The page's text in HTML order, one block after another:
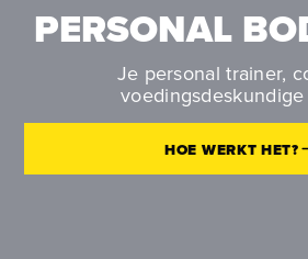
PERSONAL
Je personal trainer,
HOE WERKT HET?